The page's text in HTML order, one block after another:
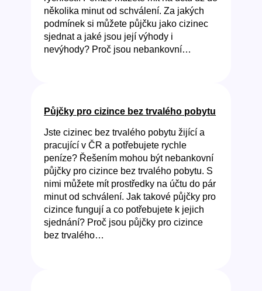
několika minut od schválení. Za jakých
podmínek si můžete půjčku jako cizinec
sjednat a jaké jsou její výhody i
nevýhody? Proč jsou nebankovní…
Půjčky pro cizince bez trvalého pobytu
Jste cizinec bez trvalého pobytu žijící a
pracující v ČR a potřebujete rychle
peníze? Řešením mohou být nebankovní
půjčky pro cizince bez trvalého pobytu. S
nimi můžete mít prostředky na účtu do pár
minut od schválení. Jak takové půjčky pro
cizince fungují a co potřebujete k jejich
sjednání? Proč jsou půjčky pro cizince
bez trvalého…